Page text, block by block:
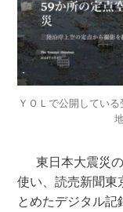
ＹＯＬで公開してい
東日本大震災の
使い、読売新聞東
とめたデジタル記